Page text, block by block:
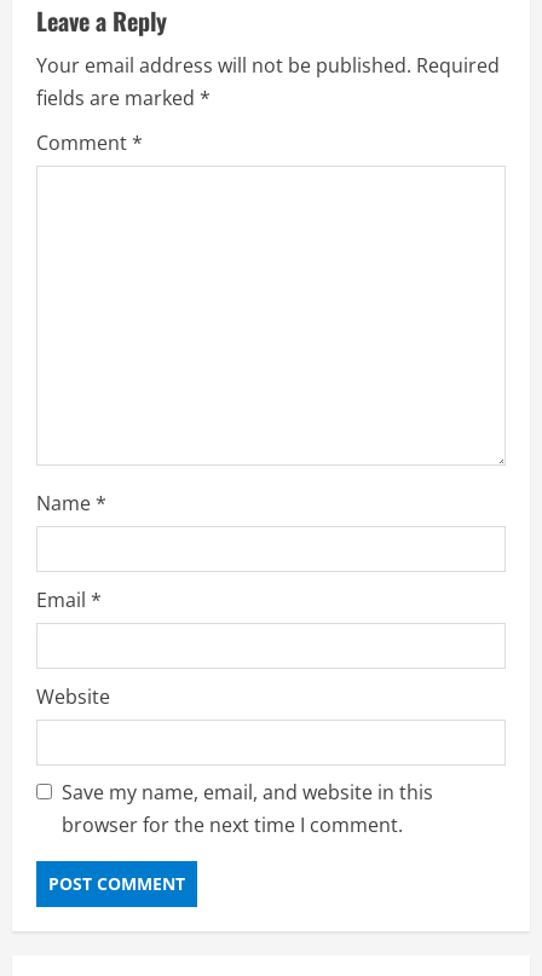
e
R
e
Leave a Reply
Your email address will not be published. Required
fields are marked *
Comment*
Name*
Email *
Website
Save my name, email, and website in this
browser for the next time I comment.